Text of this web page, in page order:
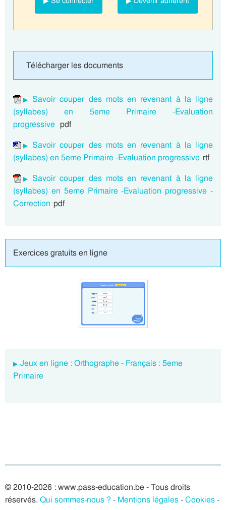
Télécharger les documents
Savoir couper des mots en revenant à la ligne
(syllabes) en 5eme Primaire -Evaluation
progressive pdf
Savoir couper des mots en revenant à la ligne
(syllabes) en 5eme Primaire -Evaluation progressive rtf
Savoir couper des mots en revenant à la ligne
(syllabes) en 5eme Primaire -Evaluation progressive -
Correction pdf
Exercices gratuits en ligne
Jeux en ligne : Orthographe - Français : 5eme
Primaire
© 2010-2026 : www.pass-education.be - Tous droits
réservés. Qui sommes-nous ? - Mentions légales-Cookies-